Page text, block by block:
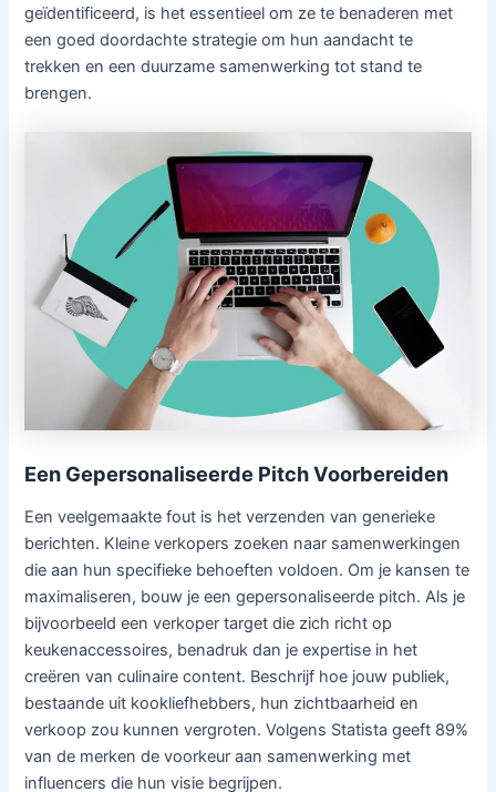
geïdentificeerd, is het essentieel om ze te benaderen met
een goed doordachte strategie om hun aandacht te
trekken en een duurzame samenwerking tot stand te
brengen.
Een Gepersonaliseerde Pitch Voorbereiden
Een veelgemaakte fout is het verzenden van generieke
berichten. Kleine verkopers zoeken naar samenwerkingen
die aan hun specifieke behoeften voldoen. Om je kansen te
maximaliseren, bouw je een gepersonaliseerde pitch. Als je
bijvoorbeeld een verkoper target die zich richt op
keukenaccessoires, benadruk dan je expertise in het
creëren van culinaire content. Beschrijf hoe jouw publiek,
bestaande uit kookliefhebbers, hun zichtbaarheid en
verkoop zou kunnen vergroten. Volgens Statista geeft 89%
van de merken de voorkeur aan samenwerking met
influencers die hun visie begrijpen.